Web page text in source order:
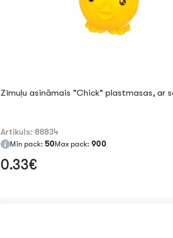
Zīmuļu asināmais "Chick" plastmasas, ar
Artikuls: 88834
Min pack: 50Max pack: 900
0.33€